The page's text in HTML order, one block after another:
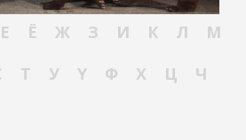
Е Ё Ж З И К Л
М
Т У Ү Ф Х Ц
Ч